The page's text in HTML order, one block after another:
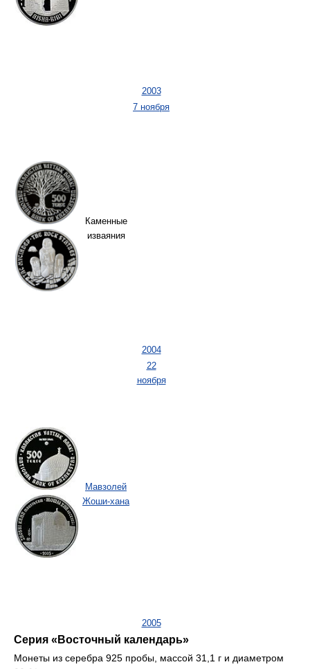
2003
Каменные
изваяния
7 ноября
2004
Мавзолей
Жоши-хана
22
ноября
2005
Серия «Восточный календарь»
Монеты из серебра 925 пробы, массой 31,1 г и диаметром